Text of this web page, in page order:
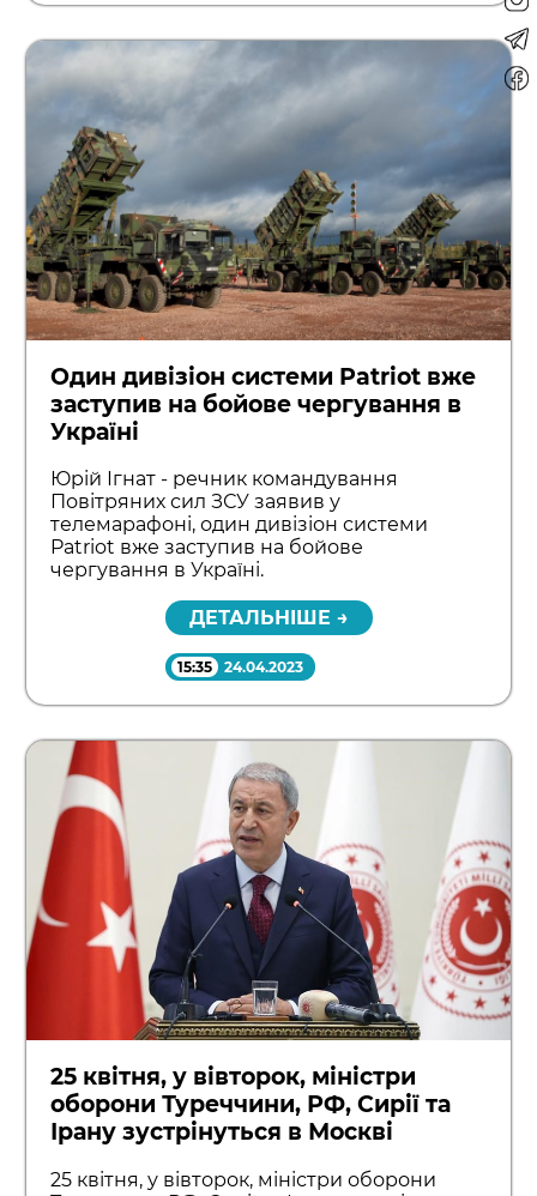
Один дивізіон системи Patriot вже
заступив на бойове чергування в
Україні
Юрій Ігнат - речник командування
Повітряних сил ЗСУ заявив у
телемарафоні, один дивізіон системи
Patriot вже заступив на бойове
чергування в Україні.
ДЕТАЛЬНІШЕ →
15:35 24.04.2023
25 квітня, у вівторок, міністри
оборони Туреччини, РФ, Сирії та
Ірану зустрінуться в Москві
25 квітня, у вівторок, міністри оборони